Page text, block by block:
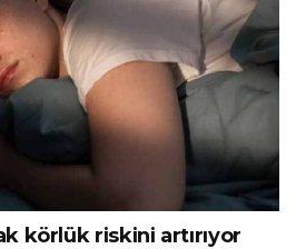
körlük riskini artırıyor